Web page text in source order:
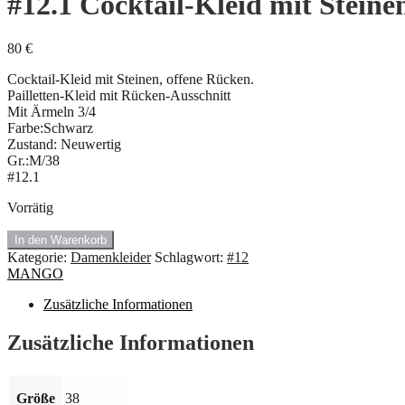
80 €
Cocktail-Kleid mit Steinen, offene Rücken.
Pailletten-Kleid mit Rücken-Ausschnitt
Mit Ärmeln 3/4
Farbe:Schwarz
Zustand: Neuwertig
Gr.:M/38
#12.1
Vorrätig
#12.1
Cocktail-
Kleid
Steinen.
Menge
In den Warenkorb
Kategorie: Damenkleider Schlagwort: #12
MANGO
Zusätzliche Informationen
Zusätzliche Informationen
Größe 38